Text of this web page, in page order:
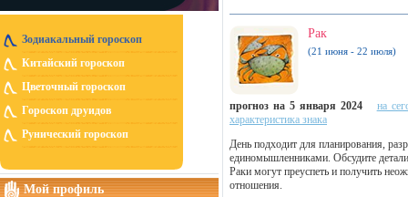
Зодиакальный гороскоп
Китайский гороскоп
Цветочный гороскоп
Гороскоп друидов
Рунический гороскоп
Мой профиль
Рак
(21 июня - 22 июля)
прогноз на 5 января 2024
на
характеристика знака
День подходит для планирования,
единомышленниками. Обсудите
Раки могут преуспеть и получить
отношения.